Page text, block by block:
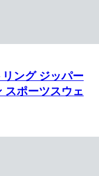
ング ジッパー
スポーツスウェ